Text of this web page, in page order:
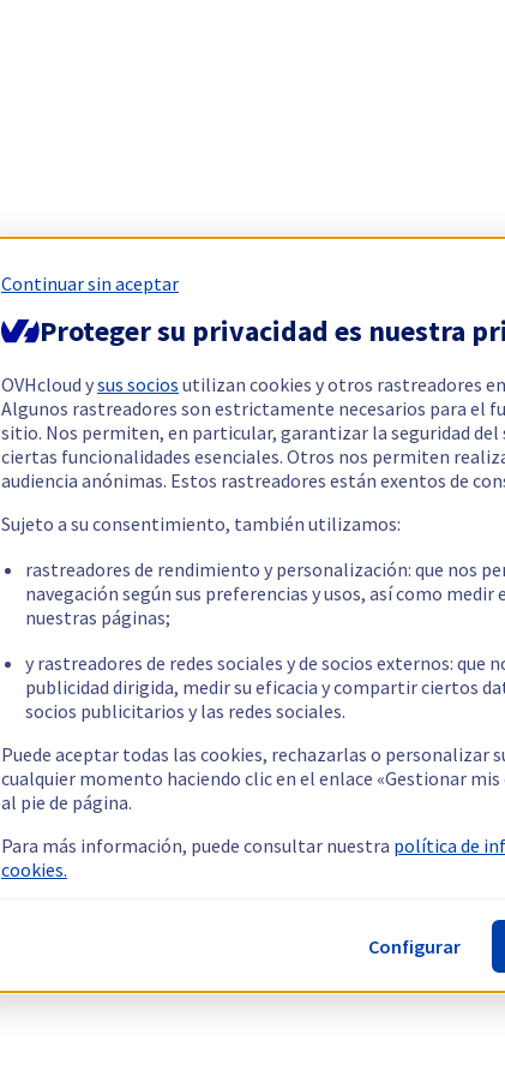
Continuar sin aceptar
Proteger su privacidad es nuestra
OVHcloud ysus socios utilizan cookies y otros rastreadores
Algunos rastreadores son estrictamente necesarios para el
sitio. Nos permiten, en particular, garantizar la seguridad del
ciertas funcionalidades esenciales. Otros nos permiten
audiencia anónimas. Estos rastreadores están exentos de
Sujeto a su consentimiento, también utilizamos:
rastreadores de rendimiento y personalización: que nos
navegación según sus preferencias y usos, así como
nuestras páginas;
y rastreadores de redes sociales y de socios externos: que
publicidad dirigida, medir su eficacia y compartir ciertos
socios publicitarios y las redes sociales.
Puede aceptar todas las cookies, rechazarlas o personalizar
cualquier momento haciendo clic en el enlace «Gestionar mis
al pie de página.
Para más información, puede consultar nuestra política de
cookies.
Configurar